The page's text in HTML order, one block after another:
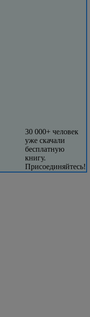
30 000+ человек
уже скачали
бесплатную
книгу.
Присоединяйтесь!